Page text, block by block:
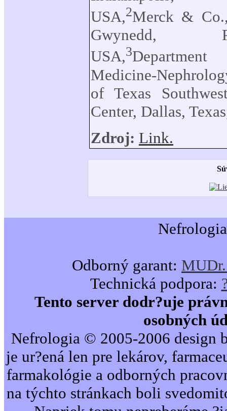
USA,2Merck &
Gwynedd,
USA,3
Medicine-
of Texas
Center, Dallas,
Zdroj: Link.
Odborný garant:
Technická podpora:
Tento server dodr?uje
osobných
Nefrologia © 2005-2006 design
je ur?ená len pre lekárov,
farmakológie a odborných
na týchto stránkach boli